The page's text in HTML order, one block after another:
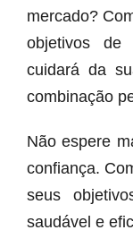
mercado?
objetivos de
cuidará da
combinação
Não espere
confiança.
seus
saudável e